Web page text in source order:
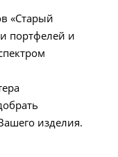
«Старый
портфелей и
изделия.